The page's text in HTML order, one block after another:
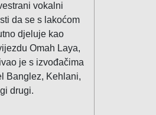
vokalni
da se s lakoćom
djeluje kao
Omah Laya,
je s izvođačima
Banglez, Kehlani,
drugi.